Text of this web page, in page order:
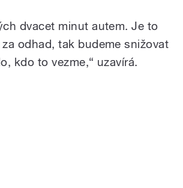
dvacet minut autem. Je to
odhad, tak budeme snižovat
kdo to vezme,“ uzavírá.